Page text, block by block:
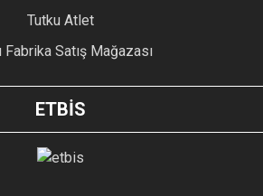
Tutku Atlet
Fabrika Satış Mağazası
ETBİS